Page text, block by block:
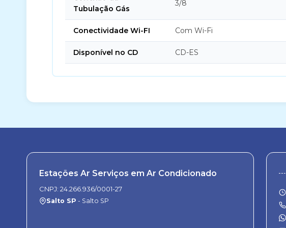
Tubulação Gás
3/8
Conectividade Wi-FI Com Wi-Fi
Disponível no CD CD-ES
Estações Ar Serviços em Ar Condicionado
CNPJ: 24.266.936/0001-27
Salto SP - Salto SP